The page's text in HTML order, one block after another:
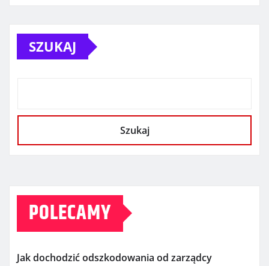
SZUKAJ
Szukaj
POLECAMY
Jak dochodzić odszkodowania od zarządcy